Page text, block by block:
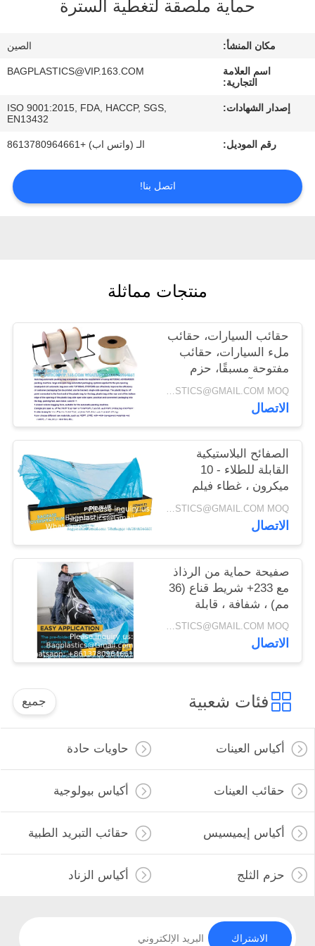
اطلب
اقتباس
خريطة
الموقع
حماية ملصقة لتغطية السترة
مكان المنشأ: الصين
اسم العلامة
التجارية:
BAGPLASTICS@VIP.163.COM
إصدار الشهادات:
ISO 9001:2015, FDA, HACCP, SGS,
EN13432
رقم الموديل: الـ (واتس اب) +8613780964661
اتصل بنا!
منتجات مماثلة
حقائب السيارات، حقائب
ملء السيارات، حقائب
مفتوحة مسبقًا، حزم
حقائب آلية، حقائب،
ملحقات PAC
INQUIRY: BAGPLASTICS@GMAIL.COM MOQ:الـ (واتس اب) +8613780964661
الاتصال
الصفائح البلاستيكية
القابلة للطلاء - 10
ميكرون ، غطاء فيلم
واقي - طلاء سيارات
السيارات ، متجر
السيارات
INQUIRY: BAGPLASTICS@GMAIL.COM MOQ:الـ (واتس اب) +8613780964661
الاتصال
صفيحة حماية من الرذاذ
مع 233+ شريط قناع (36
مم) ، شفافة ، قابلة
للطلاء ، كثافة عالية ،
مقاومة للدموع
INQUIRY: BAGPLASTICS@GMAIL.COM MOQ:الـ (واتس اب) +8613780964661
الاتصال
فئات شعبية جميع
أكياس العينات حاويات حادة
حقائب العينات أكياس بيولوجية
أكياس إيميسيس حقائب التبريد الطبية
حزم الثلج أكياس الزناد
الاشتراك